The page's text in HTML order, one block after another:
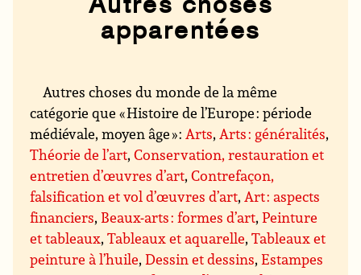
apparentées
Autres choses du monde de la même
catégorie que « Histoire de l’Europe : période
médiévale, moyen âge » :Arts,Arts : généralités,
Théorie de l’art,Conservation, restauration et
entretien d’œuvres d’art,Contrefaçon,
falsification et vol d’œuvres d’art,Art : aspects
financiers, Beaux-arts : formes d’art,Peinture
et tableaux,Tableaux et aquarelle,Tableaux et
peinture à l’huile,Dessin et dessins,Estampes